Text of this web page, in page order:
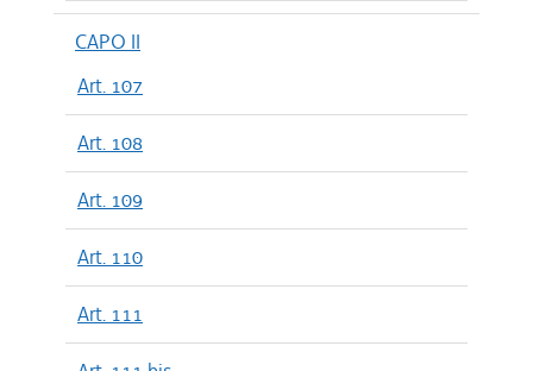
CAPO II
Art. 107
Art. 108
Art. 109
Art. 110
Art. 111